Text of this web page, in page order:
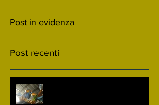
Post in evidenza
Post recenti